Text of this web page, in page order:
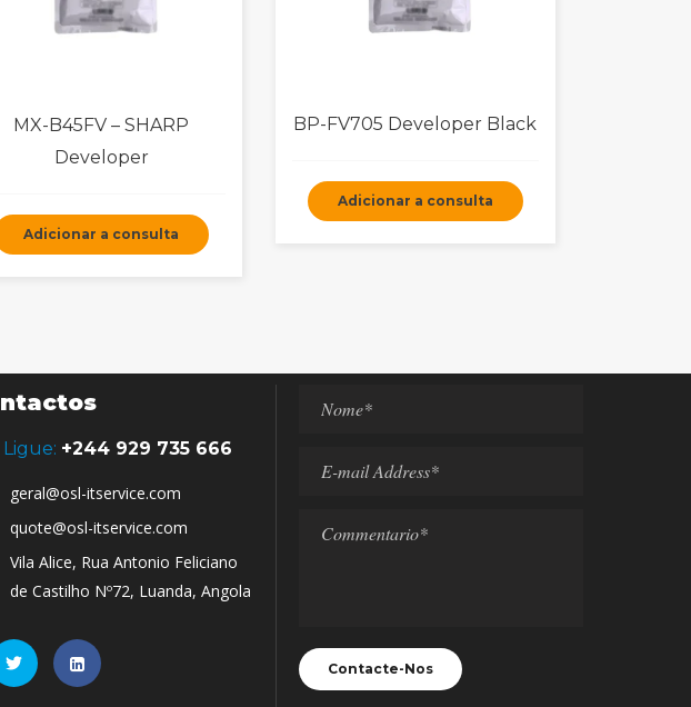
MX-B45FV – SHARP
Developer
Adicionar a consulta
BP-FV705 Developer Black
Adicionar a consulta
Ligue: +244 929 735 666
geral@osl-itservice.com
quote@osl-itservice.com
Vila Alice, Rua Antonio Feliciano
de Castilho Nº72, Luanda, Angola